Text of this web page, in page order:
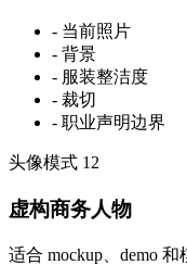
- 当前照片
- 背景
- 服装整洁度
- 裁切
- 职业声明边界
头像模式 12
虚构商务人物
适合 mockup、demo